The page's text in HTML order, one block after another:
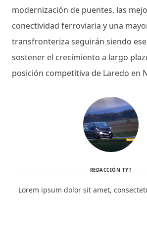
modernización de puentes, las
conectividad ferroviaria y una
transfronteriza seguirán siendo
sostener el crecimiento a largo
posición competitiva de Laredo en
REDACCIÓN TYT
Lorem ipsum dolor sit amet,